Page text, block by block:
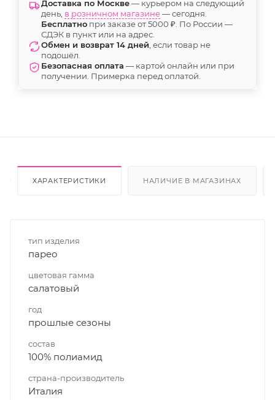
Доставка по Москве— курьером на следующий
день, в розничном магазине— сегодня.
Бесплатно при заказе от 5000 ₽. По России —
СДЭК в пункт или на адрес.
Обмен и возврат 14 дней, если товар не
подошёл.
Безопасная оплата — картой онлайн или при
получении. Примерка перед оплатой.
ХАРАКТЕРИСТИКИ НАЛИЧИЕ В МАГАЗИНАХ
тип изделия
парео
цветовая гамма
салатовый
год
прошлые сезоны
состав
100% полиамид
страна-производитель
Италия